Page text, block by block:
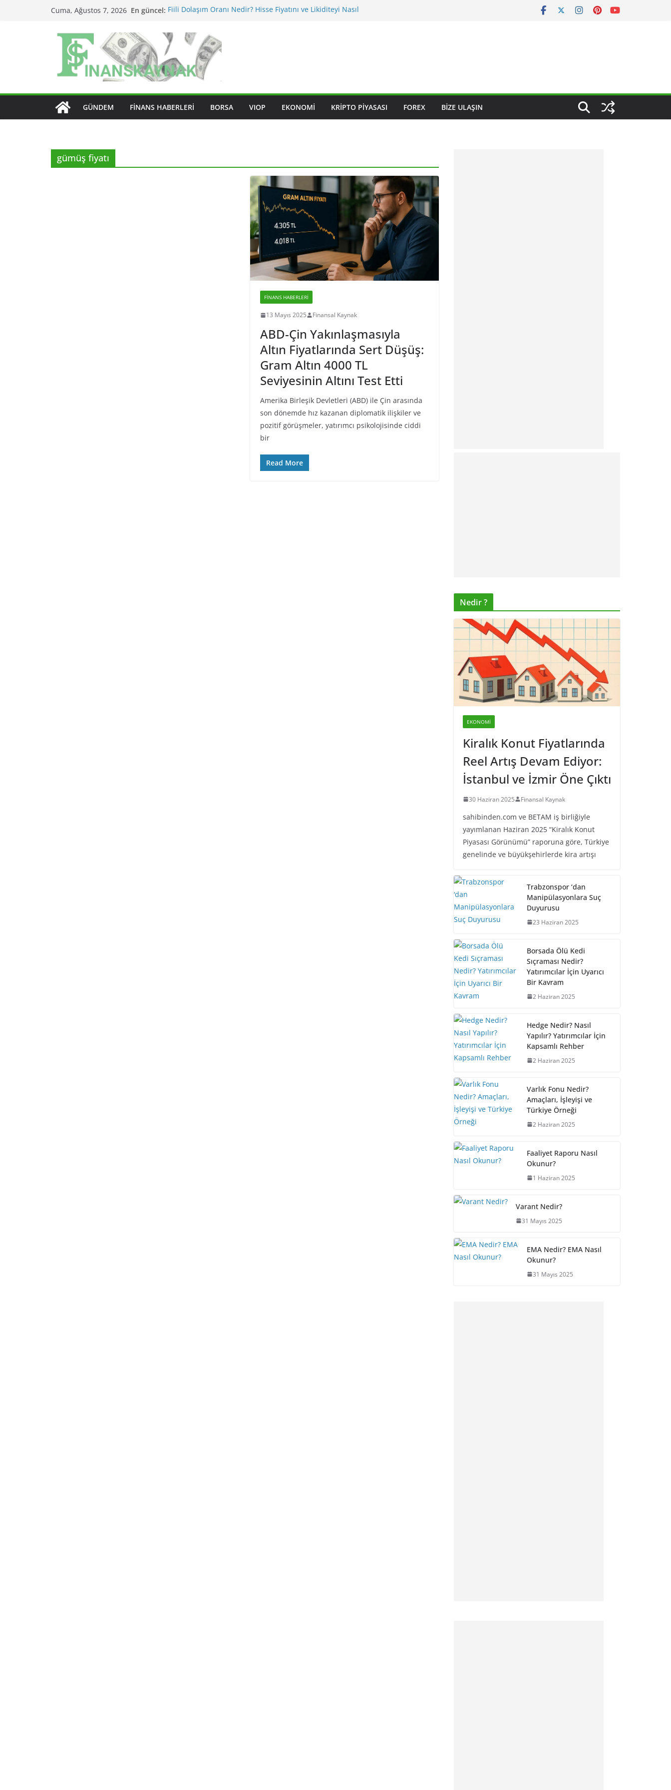
Cuma, Ağustos 7, 2026 En güncel: Fiili Dolaşım Oranı Nedir? Hisse Fiyatını ve Likiditeyi Nasıl
MSCI Endeks Değişiklikleri BIST Hisselerini Nasıl Etkiler?
BIST Endeks Değişiklikleri Hisseleri Nasıl Etkiler?
BIST Sektör Endeksleri Nedir? Sektörel Rotasyon Nasıl Takip
Edilir?
GÜNDEM FINANS HABERLERI BORSA VIOP EKONOMI KRIPTO PIYASASI FOREX BIZE ULAŞIN
gümüş fiyatı
FINANS HABERLERI
13 Mayıs 2025 Finansal Kaynak
ABD-Çin Yakınlaşmasıyla
Altın Fiyatlarında Sert Düşüş:
Gram Altın 4000 TL
Seviyesinin Altını Test Etti
Amerika Birleşik Devletleri (ABD) ile Çin arasında
son dönemde hız kazanan diplomatik ilişkiler ve
pozitif görüşmeler, yatırımcı psikolojisinde ciddi
bir
Read More
Nedir ?
EKONOMI
Kiralık Konut Fiyatlarında
Reel Artış Devam Ediyor:
İstanbul ve İzmir Öne Çıktı
30 Haziran 2025 Finansal Kaynak
sahibinden.com ve BETAM iş birliğiyle
yayımlanan Haziran 2025 “Kiralık Konut
Piyasası Görünümü” raporuna göre, Türkiye
genelinde ve büyükşehirlerde kira artışı
Trabzonspor ‘dan
Manipülasyonlara Suç
Duyurusu
23 Haziran 2025
Borsada Ölü Kedi
Sıçraması Nedir?
Yatırımcılar İçin Uyarıcı
Bir Kavram
2 Haziran 2025
Hedge Nedir? Nasıl
Yapılır? Yatırımcılar İçin
Kapsamlı Rehber
2 Haziran 2025
Varlık Fonu Nedir?
Amaçları, İşleyişi ve
Türkiye Örneği
2 Haziran 2025
Faaliyet Raporu Nasıl
Okunur?
1 Haziran 2025
Varant Nedir?
31 Mayıs 2025
EMA Nedir? EMA Nasıl
Okunur?
31 Mayıs 2025